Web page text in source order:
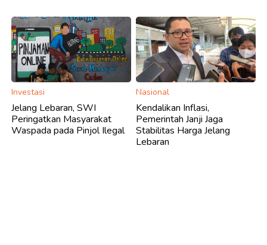
Investasi
Jelang Lebaran, SWI
Peringatkan Masyarakat
Waspada pada Pinjol Ilegal
Nasional
Kendalikan Inflasi,
Pemerintah Janji Jaga
Stabilitas Harga Jelang
Lebaran